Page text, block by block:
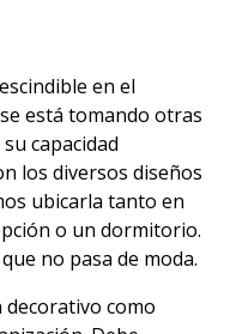
en el
está tomando otras
capacidad
los diversos diseños
ubicarla tanto en
o un dormitorio.
no pasa de moda.
como